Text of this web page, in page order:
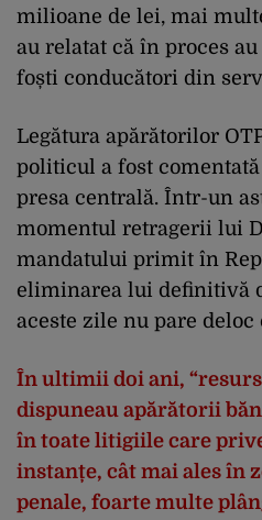
milioane de lei, mai
au relatat că în proces
foști conducători din
Legătura apărătorilor
politicul a fost
presa centrală. Într-un
momentul retragerii lui
mandatului primit în
eliminarea lui definitivă
aceste zile nu pare deloc
În ultimii doi ani,
dispuneau apărătorii
în toate litigiile care
instanțe, cât mai ales în
penale, foarte multe